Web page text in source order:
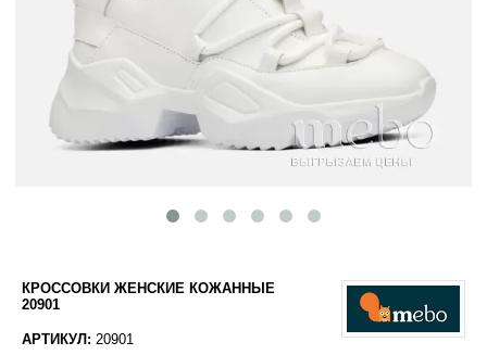
КРОССОВКИ ЖЕНСКИЕ КОЖАННЫЕ
20901
АРТИКУЛ: 20901